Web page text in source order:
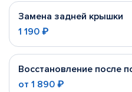
Замена задней крышки
1 190 ₽
Восстановление после
от 1 890 ₽